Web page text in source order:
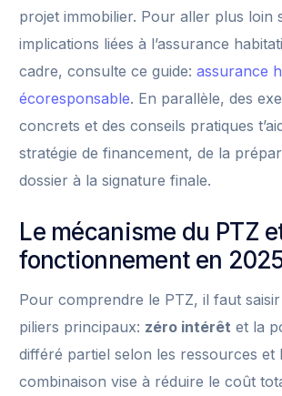
projet immobilier. Pour aller plus loin
implications liées à l’assurance
cadre, consulte ce guide:assurance
écoresponsable. En parallèle, des
concrets et des conseils pratiques
stratégie de financement, de la
dossier à la signature finale.
Le mécanisme du PTZ
fonctionnement en
Pour comprendre le PTZ, il faut
piliers principaux: zéro intérêt et la
différé partiel selon les ressources et
combinaison vise à réduire le coût